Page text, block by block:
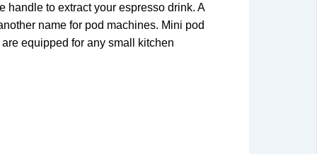
handle to extract your espresso drink. A
name for pod machines. Mini pod
equipped for any small kitchen